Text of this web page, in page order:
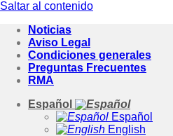
Saltar al contenido
Noticias
Aviso Legal
Condiciones generales
Preguntas Frecuentes
RMA
Español
Español
English